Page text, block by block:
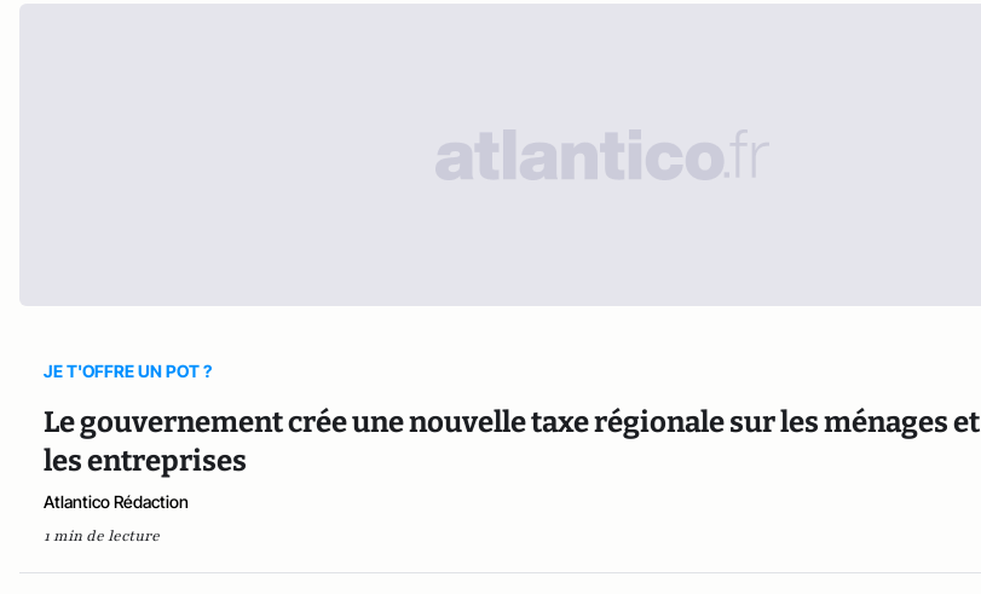
JE T'OFFRE UN POT ?
Le gouvernement crée une nouvelle taxe régionale sur les ménages et
les entreprises
Atlantico Rédaction
1 min de lecture